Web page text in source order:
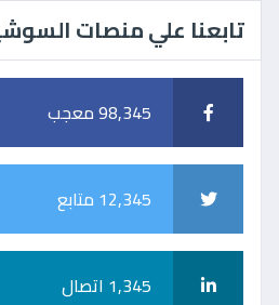
تابعنا علي منصات
98,345 معجب
12,345 متابع
1,345 اتصال